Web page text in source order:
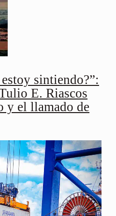
sintiendo?”:
E. Riascos
y el llamado de